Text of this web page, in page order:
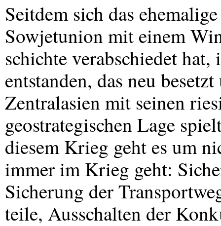
Seitdem sich das
Sowjetunion mit einem
schichte verabschiedet
entstanden, das neu
Zentralasien mit seinen
geostrategischen Lage
diesem Krieg geht es um
immer im Krieg geht:
Sicherung der
teile, Ausschalten der